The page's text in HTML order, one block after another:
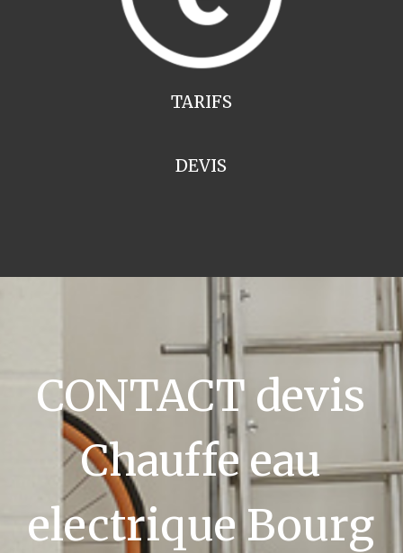
TARIFS
DEVIS
CONTACT devis
Chauffe eau
electrique Bourg